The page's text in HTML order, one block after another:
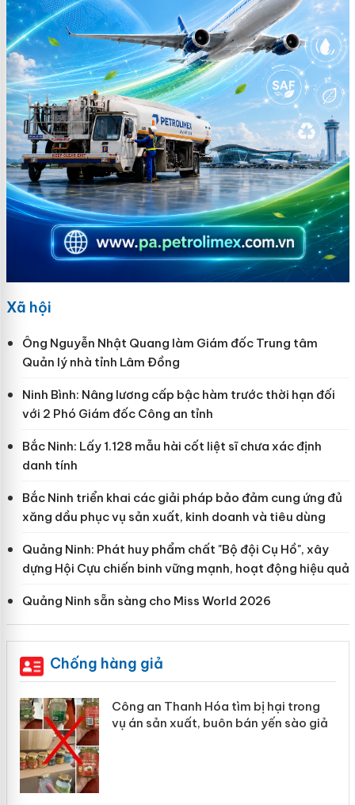
Xã hội
Ông Nguyễn Nhật Quang làm Giám đốc Trung tâm
Quản lý nhà tỉnh Lâm Đồng
Ninh Bình: Nâng lương cấp bậc hàm trước thời hạn đối
với 2 Phó Giám đốc Công an tỉnh
Bắc Ninh: Lấy 1.128 mẫu hài cốt liệt sĩ chưa xác định
danh tính
Bắc Ninh triển khai các giải pháp bảo đảm cung ứng đủ
xăng dầu phục vụ sản xuất, kinh doanh và tiêu dùng
Quảng Ninh: Phát huy phẩm chất "Bộ đội Cụ Hồ", xây
dựng Hội Cựu chiến binh vững mạnh, hoạt động hiệu quả
Quảng Ninh sẵn sàng cho Miss World 2026
Chống hàng giả
Công an Thanh Hóa tìm bị hại trong
vụ án sản xuất, buôn bán yến sào giả